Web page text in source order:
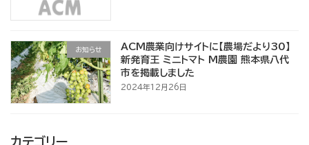
お知らせ
ACM農業向けサイトに【農場だより30】
新発育王 ミニトマト M農園 熊本県八代
市を掲載しました
2024年12月26日
カテゴリー